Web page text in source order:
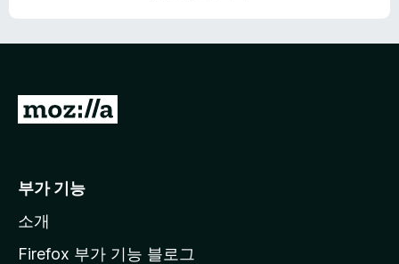
M
l
a
부가 기능
소개
Firefox 부가 기능 블로그